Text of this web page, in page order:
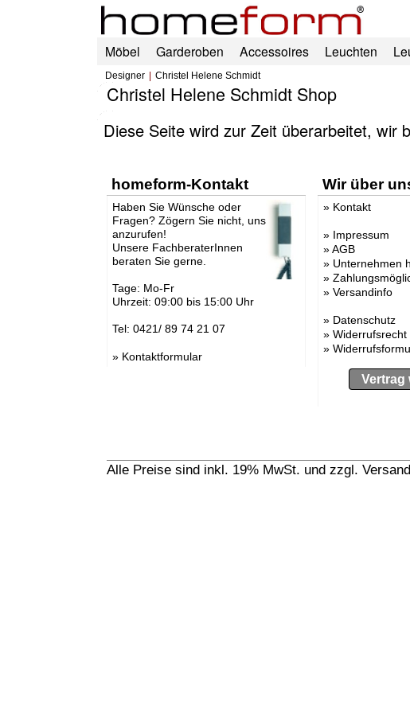
Möbel Garderoben Accessoires Leuchten
Designer Christel Helene Schmidt
Christel Helene Schmidt Shop
Diese Seite wird zur Zeit überarbeitet, wir
homeform-Kontakt
Haben Sie Wünsche oder
Fragen? Zögern Sie nicht, uns
anzurufen!
Unsere FachberaterInnen
beraten Sie gerne.
Tage: Mo-Fr
Uhrzeit: 09:00 bis 15:00 Uhr
Tel: 0421/ 89 74 21 07
» Kontaktformular
Wir über
» Kontakt
» Impressum
»AGB
» Unternehmen
»
» Versandinfo
» Datenschutz
» Widerrufsrecht
»
Vertrag
Alle Preise sind inkl. 19% MwSt. und zzgl.